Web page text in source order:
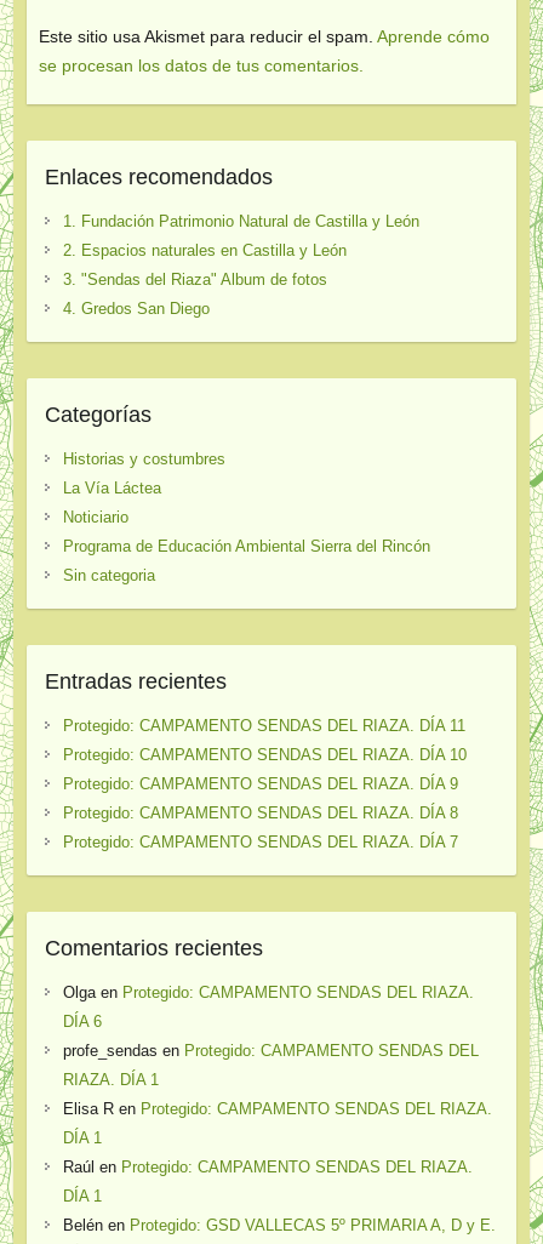
Este sitio usa Akismet para reducir el spam. Aprende cómo
se procesan los datos de tus comentarios.
Enlaces recomendados
1. Fundación Patrimonio Natural de Castilla y León
2. Espacios naturales en Castilla y León
3. "Sendas del Riaza" Album de fotos
4. Gredos San Diego
Categorías
Historias y costumbres
La Vía Láctea
Noticiario
Programa de Educación Ambiental Sierra del Rincón
Sin categoria
Entradas recientes
Protegido: CAMPAMENTO SENDAS DEL RIAZA. DÍA 11
Protegido: CAMPAMENTO SENDAS DEL RIAZA. DÍA 10
Protegido: CAMPAMENTO SENDAS DEL RIAZA. DÍA 9
Protegido: CAMPAMENTO SENDAS DEL RIAZA. DÍA 8
Protegido: CAMPAMENTO SENDAS DEL RIAZA. DÍA 7
Comentarios recientes
Olgaen Protegido: CAMPAMENTO SENDAS DEL RIAZA.
DÍA 6
profe_sendas en Protegido: CAMPAMENTO SENDAS DEL
RIAZA. DÍA 1
Elisa Ren Protegido: CAMPAMENTO SENDAS DEL RIAZA.
DÍA 1
Raúl en Protegido: CAMPAMENTO SENDAS DEL RIAZA.
DÍA 1
Belénen Protegido: GSD VALLECAS 5º PRIMARIA A, D y E.